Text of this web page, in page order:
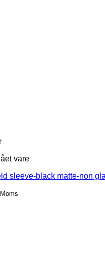
vare
sleeve-black matte-non